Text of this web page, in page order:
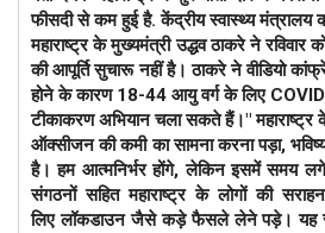
फीसदी से कम हुई है. केंद्रीय स्‍वास्‍थ्‍य मंत्रालय
महाराष्ट्र के मुख्यमंत्री उद्धव ठाकरे ने
की आपूर्ति सुचारू नहीं है। ठाकरे ने वीडियो
होने के कारण 18-44 आयु वर्ग के लिए COVID
टीकाकरण अभियान चला सकते हैं।"
ऑक्सीजन की कमी का सामना करना पड़ा,
है। हम आत्मनिर्भर होंगे, लेकिन इसमें समय
संगठनों सहित महाराष्ट्र के लोगों की
लिएलॉकडाउनजैसे कड़े फैसले लेने पड़े। यह